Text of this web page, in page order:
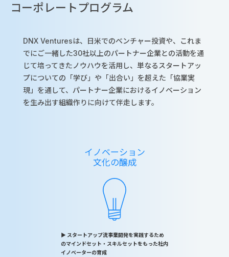
コーポレートプログラム
DNX Venturesは、日米でのベンチャー投資や、これま
でにご一緒した30社以上のパートナー企業との活動を通
じて培ってきたノウハウを活用し、単なるスタートアッ
プについての「学び」や「出合い」を超えた「協業実
現」を通して、パートナー企業におけるイノベーション
を生み出す組織作りに向けて伴走します。
イノベーション
文化の醸成
▶︎ スタートアップ流事業開発を実践するため
のマインドセット・スキルセットをもった社内
イノベーターの育成